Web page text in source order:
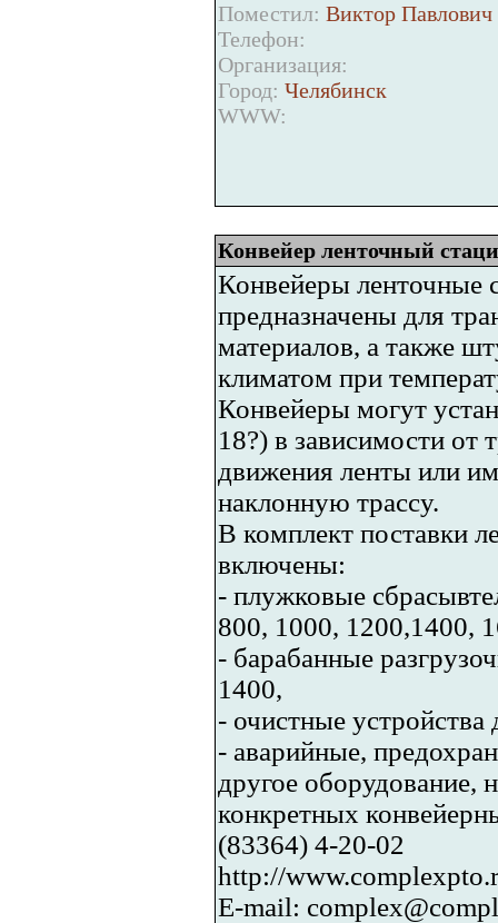
Поместил: Виктор Павлович
Телефон:
Организация:
Город: Челябинск
WWW:
Конвейер ленточный
Конвейеры ленточные
предназначены для
материалов, а также
климатом при
Конвейеры могут
18?) в зависимости от
движения ленты или
наклонную трассу.
В комплект поставки
включены:
- плужковые
800, 1000, 1200,1400,
- барабанные
1400,
- очистные устройства
- аварийные,
другое оборудование,
конкретных
(83364) 4-20-02
http://
E-mail: